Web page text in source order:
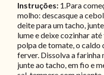
Instruções: 1.Para
molho: descasque a
deite para um tacho,
lume e deixe cozinhar
polpa de tomate, o caldo
ferver. Dissolva a farinha
junte ao tacho, em fio e